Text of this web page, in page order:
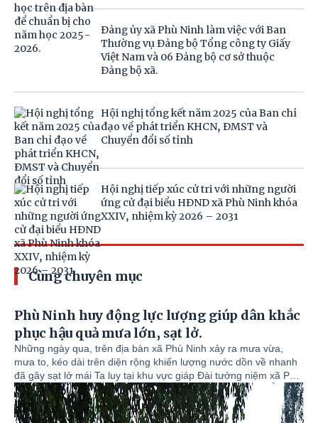
Đảng ủy xã Phù Ninh làm việc với Ban
Thường vụ Đảng bộ Tổng công ty Giấy
Việt Nam và 06 Đảng bộ cơ sở thuộc
Đảng bộ xã.
Hội nghị tổng kết năm 2025 của Ban chỉ
đạo về phát triển KHCN, ĐMST và
Chuyển đổi số tỉnh
Hội nghị tiếp xúc cử tri với những người
ứng cử đại biểu HĐND xã Phù Ninh khóa
XXIV, nhiệm kỳ 2026 – 2031
Cùng chuyên mục
Phù Ninh huy động lực lượng giúp dân khắc
phục hậu quả mưa lớn, sạt lở.
Những ngày qua, trên địa bàn xã Phù Ninh xảy ra mưa vừa,
mưa to, kéo dài trên diện rộng khiến lượng nước dồn về nhanh
đã gây sạt lở mái Ta luy tại khu vực giáp Đài tưởng niệm xã Phù
Ninh, với chiều dài khoảng 10 m; Khối lượng đất, đá sạt lở ước
khoảng hơn 100 m³ tràn vào khuôn viên và nhà ở của 04 hộ gia
đình liền kề tại Tổ dân phố số 21. Sạt lở đã làm hư hỏng nhiều